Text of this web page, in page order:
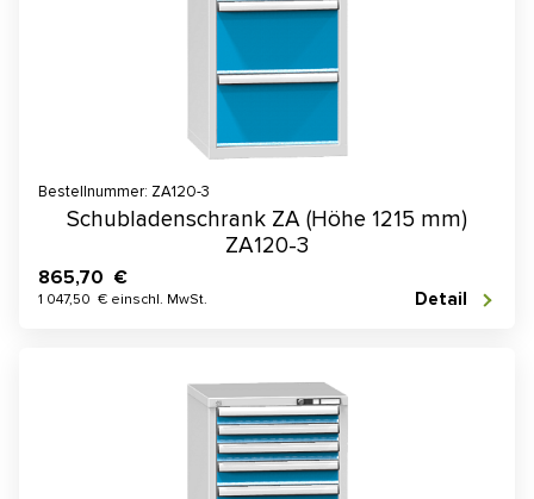
Bestellnummer: ZA120-3
Schubladenschrank ZA (Höhe 1215 mm)
ZA120-3
865,70 €
1 047,50 € einschl. MwSt. Detail